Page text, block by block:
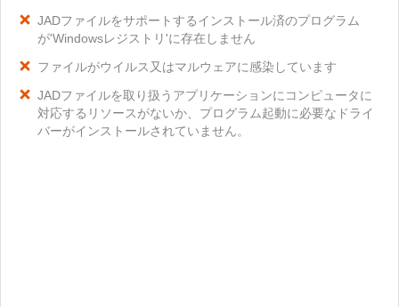
JADファイルをサポートするインストール済のプログラム
が'Windowsレジストリ'に存在しません
ファイルがウイルス又はマルウェアに感染しています
JADファイルを取り扱うアプリケーションにコンピュータに
対応するリソースがないか、プログラム起動に必要なドライ
バーがインストールされていません。